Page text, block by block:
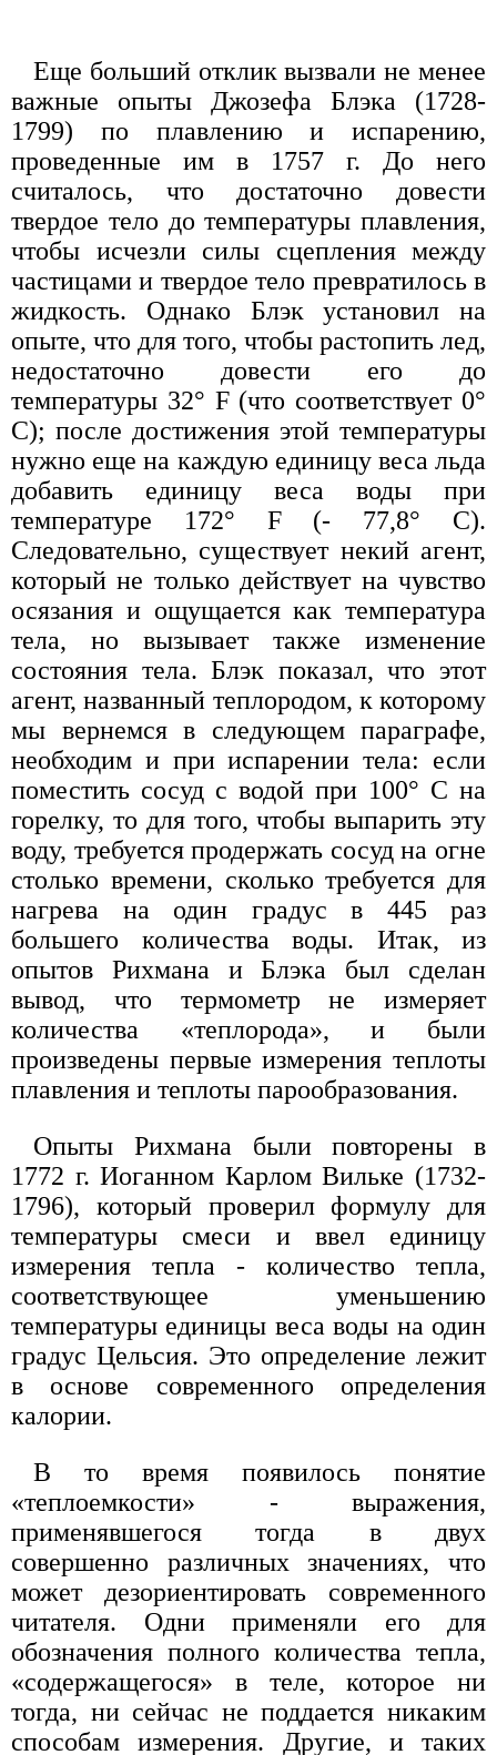
Еще больший отклик вызвали не менее
важные опыты Джозефа Блэка (1728-
1799) по плавлению и испарению,
проведенные им в 1757 г. До него
считалось, что достаточно довести
твердое тело до температуры плавления,
чтобы исчезли силы сцепления между
частицами и твердое тело превратилось в
жидкость. Однако Блэк установил на
опыте, что для того, чтобы растопить лед,
недостаточно довести его до
температуры 32° F (что соответствует 0°
С); после достижения этой температуры
нужно еще на каждую единицу веса льда
добавить единицу веса воды при
температуре 172° F (- 77,8° С).
Следовательно, существует некий агент,
который не только действует на чувство
осязания и ощущается как температура
тела, но вызывает также изменение
состояния тела. Блэк показал, что этот
агент, названный теплородом, к которому
мы вернемся в следующем параграфе,
необходим и при испарении тела: если
поместить сосуд с водой при 100° С на
горелку, то для того, чтобы выпарить эту
воду, требуется продержать сосуд на огне
столько времени, сколько требуется для
нагрева на один градус в 445 раз
большего количества воды. Итак, из
опытов Рихмана и Блэка был сделан
вывод, что термометр не измеряет
количества «теплорода», и были
произведены первые измерения теплоты
плавления и теплоты парообразования.
Опыты Рихмана были повторены в
1772 г. Иоганном Карлом Вильке (1732-
1796), который проверил формулу для
температуры смеси и ввел единицу
измерения тепла - количество тепла,
соответствующее уменьшению
температуры единицы веса воды на один
градус Цельсия. Это определение лежит
в основе современного определения
калории.
В то время появилось понятие
«теплоемкости» - выражения,
применявшегося тогда в двух
совершенно различных значениях, что
может дезориентировать современного
читателя. Одни применяли его для
обозначения полного количества тепла,
«содержащегося» в теле, которое ни
тогда, ни сейчас не поддается никаким
способам измерения. Другие, и таких